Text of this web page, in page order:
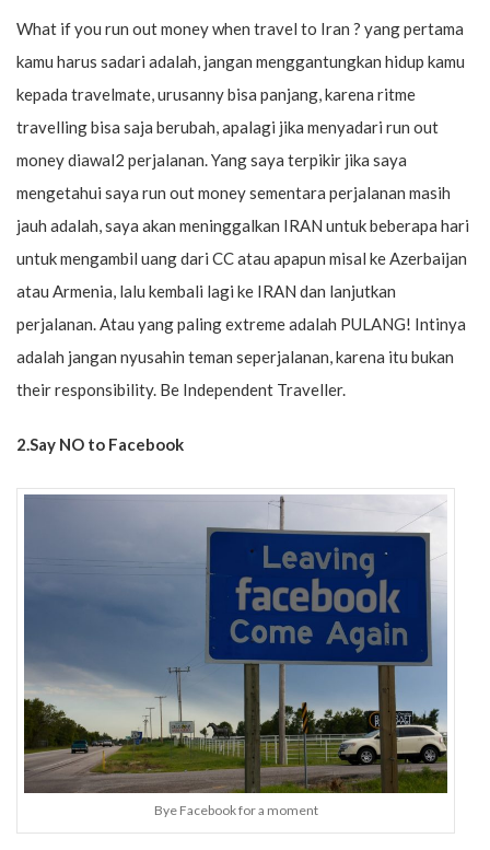
What if you run out money when travel to Iran ? yang pertama
kamu harus sadari adalah, jangan menggantungkan hidup kamu
kepada travelmate, urusanny bisa panjang, karena ritme
travelling bisa saja berubah, apalagi jika menyadari run out
money diawal2 perjalanan. Yang saya terpikir jika saya
mengetahui saya run out money sementara perjalanan masih
jauh adalah, saya akan meninggalkan IRAN untuk beberapa hari
untuk mengambil uang dari CC atau apapun misal ke Azerbaijan
atau Armenia, lalu kembali lagi ke IRAN dan lanjutkan
perjalanan. Atau yang paling extreme adalah PULANG! Intinya
adalah jangan nyusahin teman seperjalanan, karena itu bukan
their responsibility. Be Independent Traveller.
2.Say NO to Facebook
Bye Facebook for a moment